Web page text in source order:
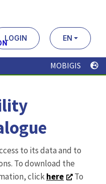
LOGIN EN
MOBIGIS
to its data and to
To download the
clickhere
To